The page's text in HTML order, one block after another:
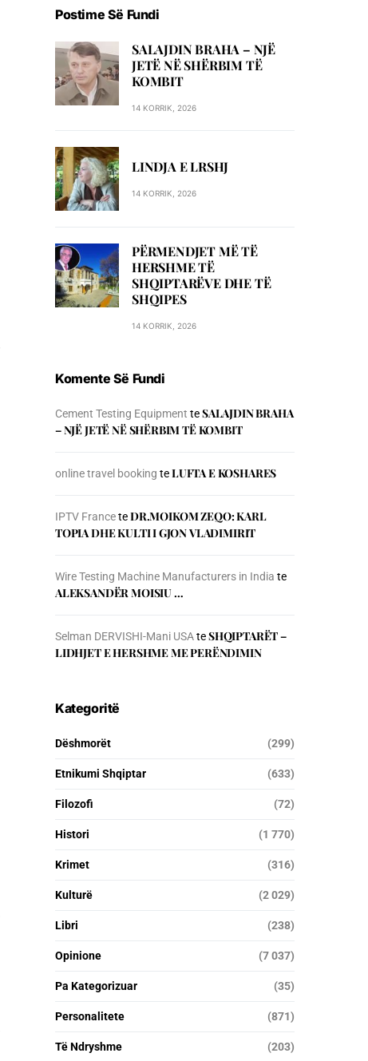
Postime Së Fundi
SALAJDIN BRAHA – NJЁ
JETЁ NЁ SHЁRBIM TЁ
KOMBIT
14 KORRIK, 2026
LINDJA E LRSHJ
14 KORRIK, 2026
PËRMENDJET MË TË
HERSHME TË
SHQIPTARËVE DHE TË
SHQIPES
14 KORRIK, 2026
Komente Së Fundi
Cement Testing Equipment teSALAJDIN BRAHA
– NJЁ JETЁ NЁ SHЁRBIM TЁ KOMBIT
online travel booking teLUFTA E KOSHARES
IPTV FranceteDR.MOIKOM ZEQO: KARL
TOPIA DHE KULTI I GJON VLADIMIRIT
Wire Testing Machine Manufacturers in India te
ALEKSANDËR MOISIU …
Selman DERVISHI-Mani USAteSHQIPTARËT –
LIDHJET E HERSHME ME PERËNDIMIN
Kategoritë
Dëshmorët (299)
Etnikumi Shqiptar (633)
Filozofi (72)
Histori (1 770)
Krimet (316)
Kulturë (2 029)
Libri (238)
Opinione (7 037)
Pa Kategorizuar (35)
Personalitete (871)
Të Ndryshme (203)